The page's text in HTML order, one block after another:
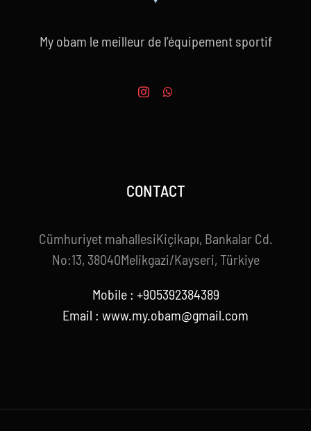
My obam le meilleur de l’équipement sportif
CONTACT
Cümhuriyet mahallesiKiçikapı, Bankalar Cd.
No:13, 38040Melikgazi/Kayseri, Türkiye
Mobile : +905392384389
Email : www.my.obam@gmail.com